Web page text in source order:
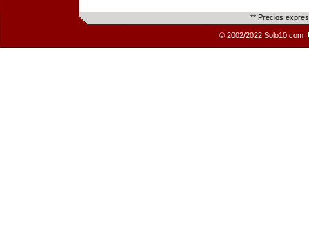
** Precios
© 2002/2022 Solo10.com